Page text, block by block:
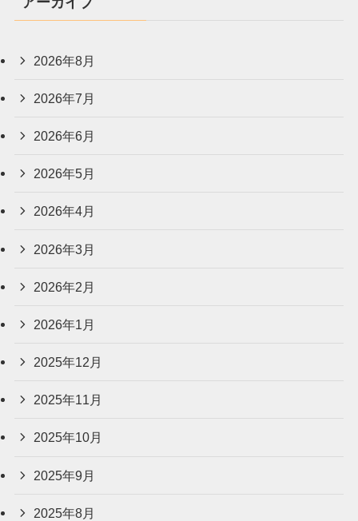
2026年8月
2026年7月
2026年6月
2026年5月
2026年4月
2026年3月
2026年2月
2026年1月
2025年12月
2025年11月
2025年10月
2025年9月
2025年8月